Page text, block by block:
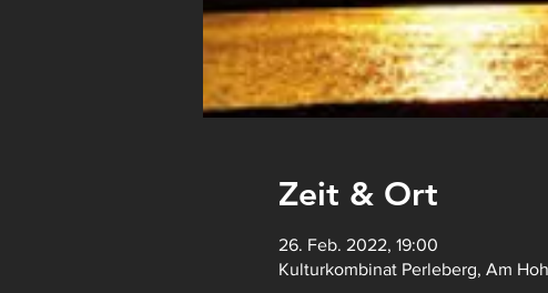
Zeit & Ort
26. Feb. 2022, 19:00
Kulturkombinat Perleberg, Am